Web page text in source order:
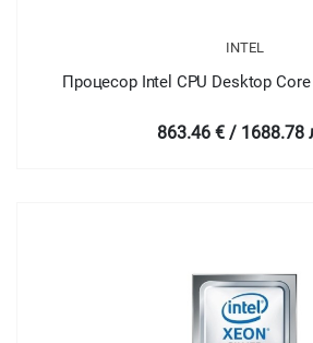
INTEL
Процесор Intel CPU Desktop Core
863.46 € / 1688.78